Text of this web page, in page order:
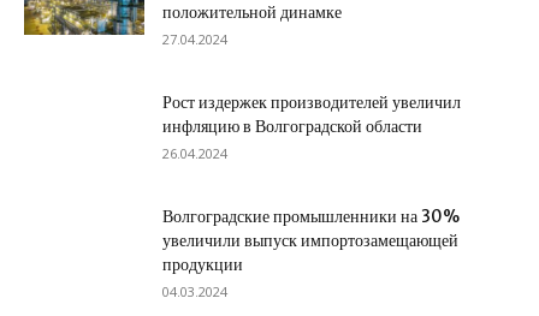
положительной динамке
27.04.2024
Рост издержек производителей увеличил
инфляцию в Волгоградской области
26.04.2024
Волгоградские промышленники на 30%
увеличили выпуск импортозамещающей
продукции
04.03.2024